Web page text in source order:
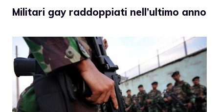
Militari gay raddoppiati nell’ultimo anno